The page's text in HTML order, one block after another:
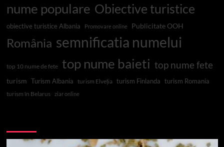
nume populare Obiective turistice
obiective turistice Albania Promovare online Publicitate OOH
România semnificatia numelui
top 10 nume de fete top nume baieti top nume fete
turism Turism Albania turism Elveția turism Finlanda turism Romania
turism în Belarus ziar online